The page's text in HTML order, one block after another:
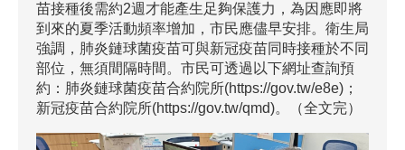
苗接種後需約2週才能產生足夠保護力，為因應即將
到來的夏季活動頻率增加，市民應儘早安排。衛生局
強調，肺炎鏈球菌疫苗可與新冠疫苗同時接種於不同
部位，無須間隔時間。市民可透過以下網址查詢預
約：肺炎鏈球菌疫苗合約院所(https://gov.tw/e8e)；
新冠疫苗合約院所(https://gov.tw/qmd)。（全文完）